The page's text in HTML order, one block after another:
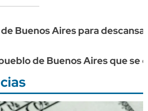
Buenos Aires para
de Buenos Aires que se